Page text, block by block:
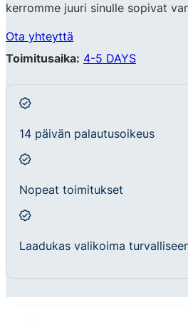
kerromme juuri sinulle sopivat
Ota yhteyttä
Toimitusaika: 4-5 DAYS
14 päivän palautusoikeus
Nopeat toimitukset
Laadukas valikoima